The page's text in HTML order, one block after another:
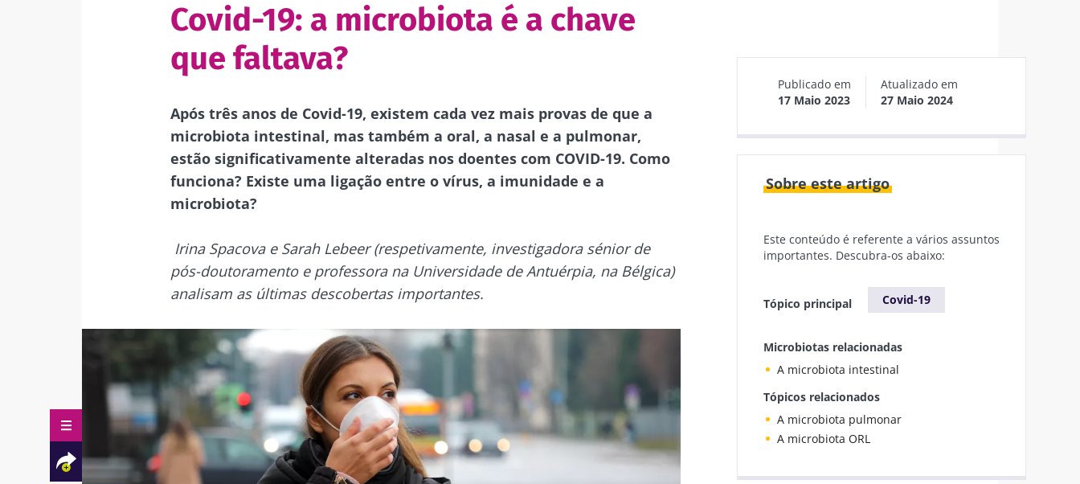
Covid-19: a microbiota é a chave
que faltava?
Após três anos de Covid-19, existem cada vez mais provas de que a
microbiota intestinal, mas também a oral, a nasal e a pulmonar,
estão significativamente alteradas nos doentes com COVID-19. Como
funciona? Existe uma ligação entre o vírus, a imunidade e a
microbiota?
Irina Spacova e Sarah Lebeer (respetivamente, investigadora sénior de
pós-doutoramento e professora na Universidade de Antuérpia, na Bélgica)
analisam as últimas descobertas importantes.
Publicado em
17 Maio 2023
Atualizado em
27 Maio 2024
Sobre este artigo
Este conteúdo é referente a vários assuntos
importantes. Descubra-os abaixo:
Tópico principal Covid-19
Microbiotas relacionadas
A microbiota intestinal
Tópicos relacionados
A microbiota pulmonar
A microbiota ORL